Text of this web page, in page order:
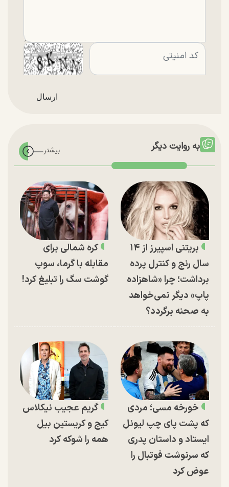
به روایت دیگر
بریتنی اسپیرز از ۱۴
سال رنج و کنترل پرده
برداشت؛ چرا «شاهزاده
پاپ» دیگر نمی‌خواهد
به صحنه برگردد؟
کره شمالی برای
مقابله با گرما، سوپ
گوشت سگ را تبلیغ کرد!
خورخه مسی؛ مردی
که پشت پای چپ لیونل
ایستاد و داستان پدری
که سرنوشت فوتبال را
عوض کرد
گریم عجیب نیکلاس
کیج و کریستین بیل
همه را شوکه کرد